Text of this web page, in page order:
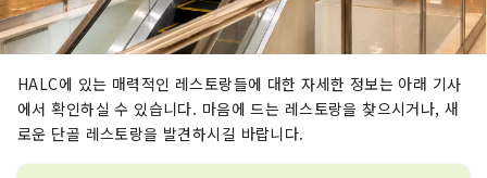
HALC에 있는 매력적인 레스토랑들에 대한 자세한 정보는 아래 기사
에서 확인하실 수 있습니다. 마음에 드는 레스토랑을 찾으시거나, 새
로운 단골 레스토랑을 발견하시길 바랍니다.